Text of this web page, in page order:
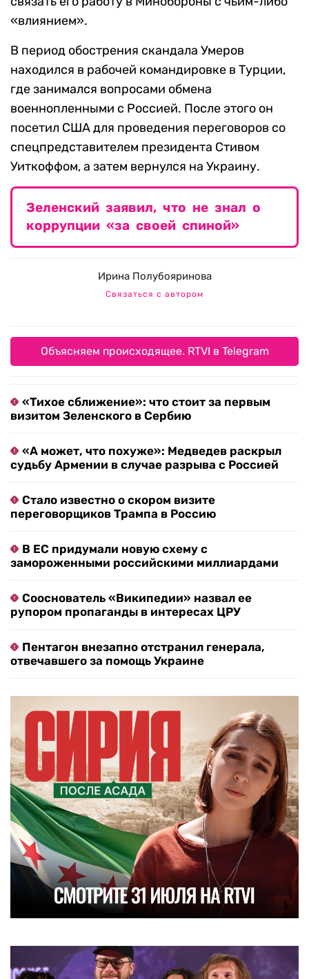
«влиянием».
В период обострения скандала Умеров
находился в рабочей командировке в Турции,
где занимался вопросами обмена
военнопленными с Россией. После этого он
посетил США для проведения переговоров со
спецпредставителем президента Стивом
Уиткоффом, а затем вернулся на Украину.
Зеленский заявил, что не знал о
коррупции «за своей спиной»
Ирина Полубояринова
Связаться с автором
Объясняем происходящее. RTVI в Telegram
«Тихое сближение»: что стоит за первым
визитом Зеленского в Сербию
«А может, что похуже»: Медведев раскрыл
судьбу Армении в случае разрыва с Россией
Стало известно о скором визите
переговорщиков Трампа в Россию
В ЕС придумали новую схему с
замороженными российскими миллиардами
Сооснователь «Википедии» назвал ее
рупором пропаганды в интересах ЦРУ
Пентагон внезапно отстранил генерала,
отвечавшего за помощь Украине